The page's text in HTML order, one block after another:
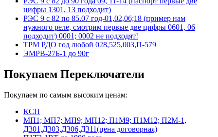
цифры 1301, 13 подходит)
РЭС 9 с 82 по 85.07 год-01,02,06;18 (пример нам
нужного реле, смотрим первые две цифры 0601, 06
подходит) 0001; 0002 не подходят!
ТРМ РДО год любой 028,525,003,П-579
ЭМРВ-27Б-1 до 90г
Покупаем Переключатели
Покупаем по самым высоким ценам:
КСП
МП1; МП7; МП9; МП12; П1М9; П1М12; П2М-1,
Д301,Д303,Д306,Д311(цена договорная)